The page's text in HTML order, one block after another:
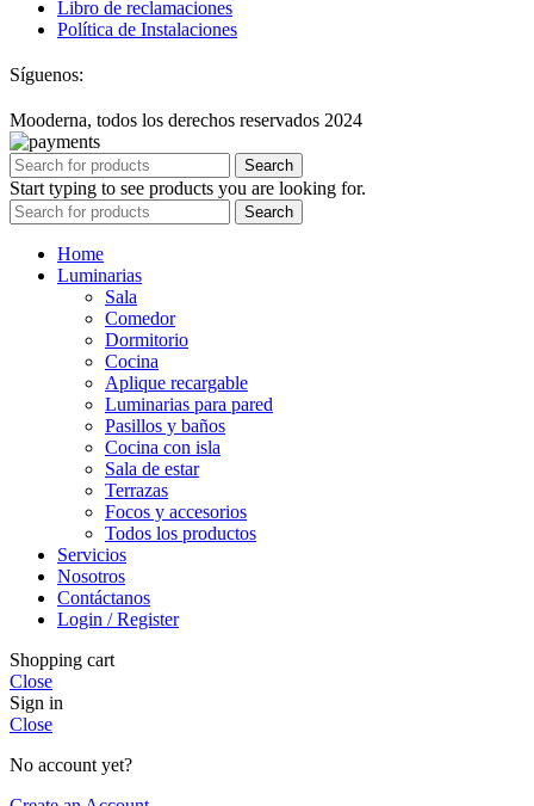
Libro de reclamaciones
Política de Instalaciones
Síguenos:
Mooderna, todos los derechos reservados 2024
Search
Start typing to see products you are looking for.
Search
Home
Luminarias
Sala
Comedor
Dormitorio
Cocina
Aplique recargable
Luminarias para pared
Pasillos y baños
Cocina con isla
Sala de estar
Terrazas
Focos y accesorios
Todos los productos
Servicios
Nosotros
Contáctanos
Login / Register
Shopping cart
Close
Sign in
Close
No account yet?